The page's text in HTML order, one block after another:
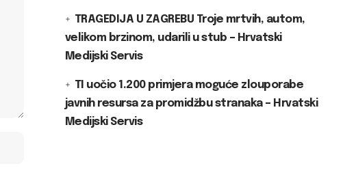
TRAGEDIJA U ZAGREBU Troje mrtvih, autom,
velikom brzinom, udarili u stub – Hrvatski
Medijski Servis
TI uočio 1.200 primjera moguće zlouporabe
javnih resursa za promidžbu stranaka – Hrvatski
Medijski Servis